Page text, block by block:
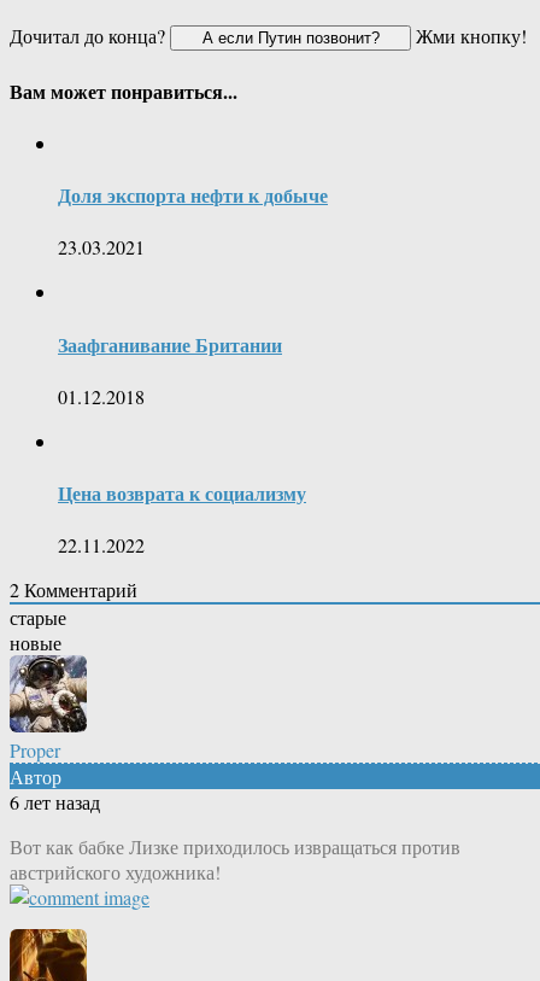
Дочитал до конца?
Жми кнопку!
Вам может понравиться...
Доля экспорта нефти к добыче
23.03.2021
Заафганивание Британии
01.12.2018
Цена возврата к социализму
22.11.2022
2Комментарий
старые
новые
Proper
Автор
6 лет назад
Вот как бабке Лизке приходилось извращаться против
австрийского художника!